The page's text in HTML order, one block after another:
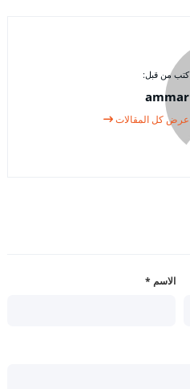
كتب من قبل:
ammar
عرض كل المقالات
الاسم *